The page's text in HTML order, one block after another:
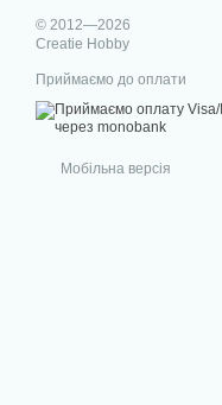
© 2012—2026
Creatie Hobby
Приймаємо до оплати
Мобільна версія